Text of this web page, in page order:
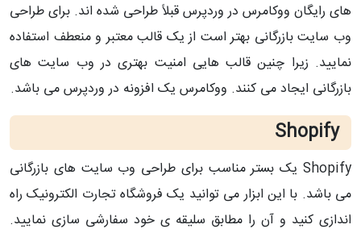
های رایگان ووکامرس در وردپرس قبلاً طراحی شده اند. برای طراحی
وب سایت بازرگانی بهتر است از یک قالب معتبر و منعطف استفاده
نمایید. زیرا چنین قالب هایی امنیت بهتری در وب سایت های
بازرگانی ایجاد می کنند. ووکامرس یک افزونه در وردپرس می باشد.
Shopify
Shopify یک بستر مناسب برای طراحی وب سایت های بازرگانی
می باشد. با این ابزار می توانید یک فروشگاه تجارت الکترونیک راه
اندازی کنید و آن را مطابق سلیقه ی خود سفارشی سازی نمایید.